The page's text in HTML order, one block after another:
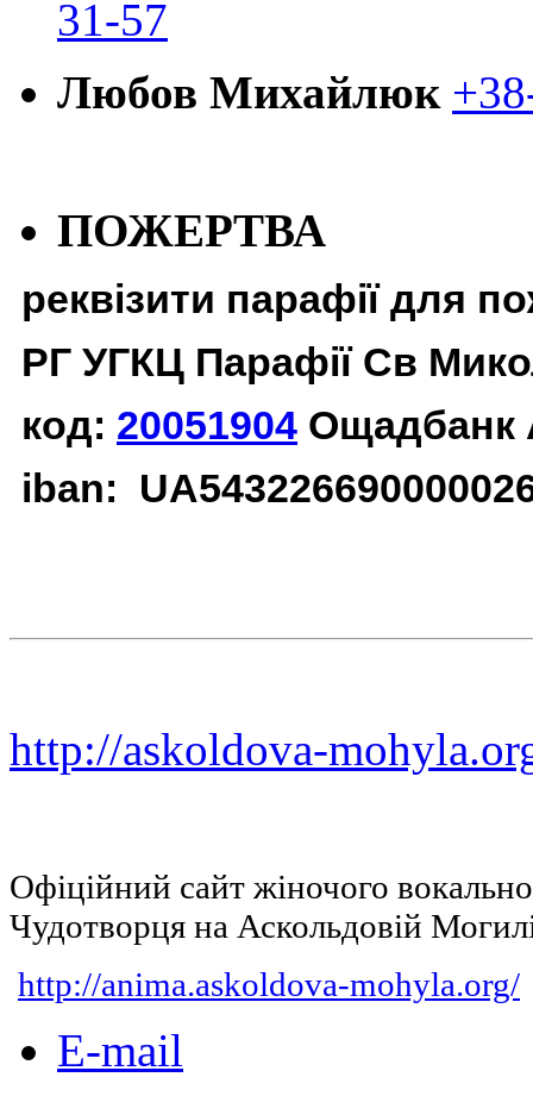
31-57
Любов Михайлюк
ПОЖЕРТВА
реквізити парафії для
РГ УГКЦ Парафії Св
код: 20051904 Ощадбанк
iban:
http://askoldova-
Офіційний сайт жіночого
Чудотворця на Аскольдовій
http://anima.askoldova-mohyla.org/
E-mail